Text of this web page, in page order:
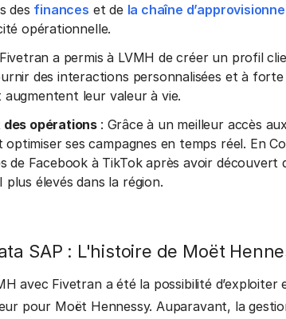
des finances et de la chaîne
opérationnelle.
a permis à LVMH de créer un profil
des interactions personnalisées et à forte
leur valeur à vie.
des opérations : Grâce à un meilleur accès
ses campagnes en temps réel. En
de Facebook à TikTok après avoir découvert
élevés dans la région.
SAP : L'histoire de Moët
avec Fivetran a été la possibilité d’exploiter
pour Moët Hennessy. Auparavant, la